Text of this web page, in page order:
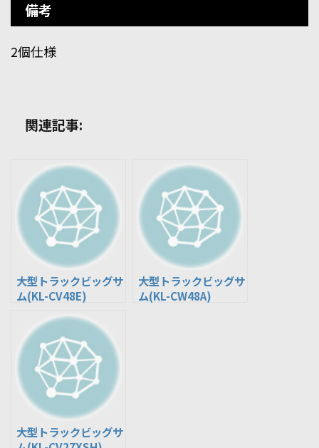
備考
2個仕様
関連記事:
大型トラックビッグサ
ム(KL-CV48E)
大型トラックビッグサ
ム(KL-CW48A)
大型トラックビッグサ